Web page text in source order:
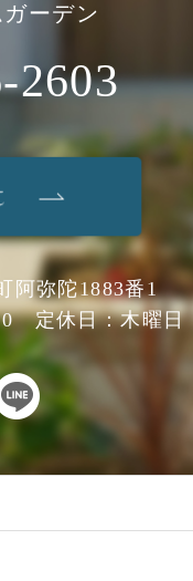
ーデン
2603
阿弥陀1883番1
定休日：木曜日